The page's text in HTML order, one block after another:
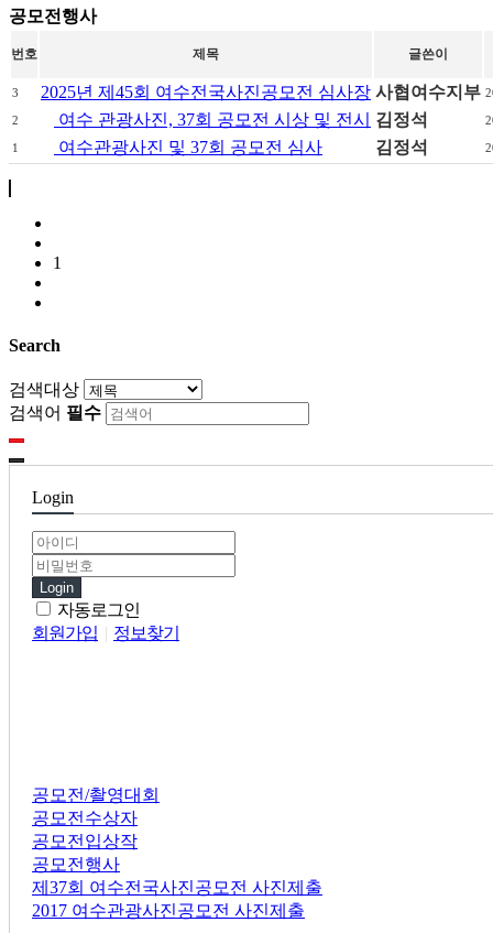
공모전행사
번호 제목 글쓴이
3 2025년 제45회 여수전국사진공모전 심사장 사협여수지부
2 여수 관광사진, 37회 공모전 시상 및 전시 김정석
1 여수관광사진 및 37회 공모전 심사 김정석
1
Search
검색대상
검색어 필수
Login
Login
자동로그인
회원가입 | 정보찾기
공모전/촬영대회
공모전수상자
공모전입상작
공모전행사
제37회 여수전국사진공모전 사진제출
2017 여수관광사진공모전 사진제출